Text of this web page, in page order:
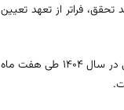
هزار و ۳۰۰ فرصت شغلی بود که نه تنها به طور کامل محقق شد بلکه با ثبت ۱۱۷ درصد تحقق، فراتر از تعهد تعیین
وی با بیان اینکه نرخ تورم یکی از مهم‌ترین شاخص‌های اقتصاد کلان است، عنوان کرد: استان خراسان جنوبی در سال ۱۴۰۴ طی هفت ماه